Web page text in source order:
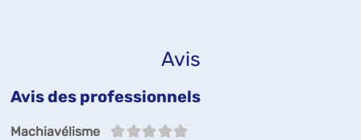
Avis
Avis des professionnels
Machiavélisme 5/5